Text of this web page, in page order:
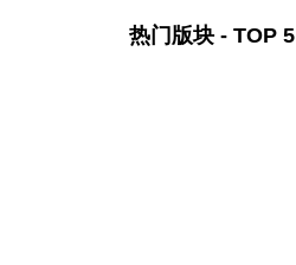
热门版块 - TOP 5